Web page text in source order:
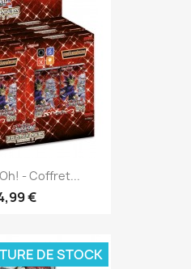
- Coffret...
€
DE STOCK